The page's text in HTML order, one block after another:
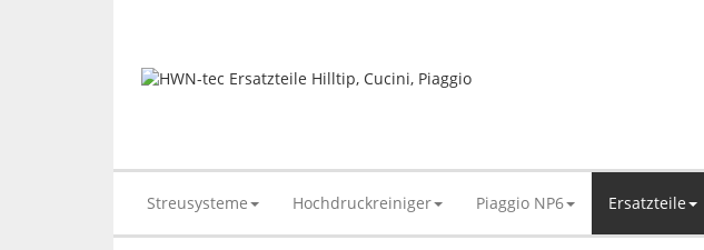
Streusysteme Hochdruckreiniger Piaggio NP6 Ersatzteile